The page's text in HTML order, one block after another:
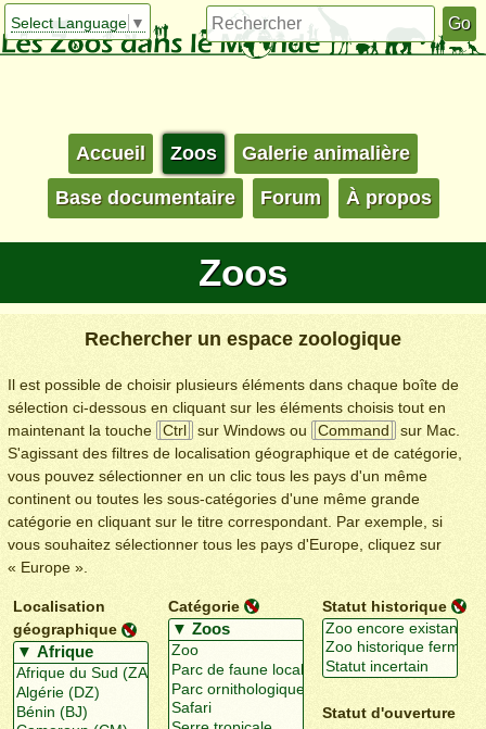
Select Language ▼
Accueil Zoos Galerie animalière
Base documentaire Forum À propos
Zoos
Rechercher un espace zoologique
Il est possible de choisir plusieurs éléments dans chaque boîte de
sélection ci-dessous en cliquant sur les éléments choisis tout en
maintenant la touche
Ctrl sur Windows ou Command
sur Mac.
S'agissant des filtres de localisation géographique et de catégorie,
vous pouvez sélectionner en un clic tous les pays d'un même
continent ou toutes les sous-catégories d'une même grande
catégorie en cliquant sur le titre correspondant. Par exemple, si
vous souhaitez sélectionner tous les pays d'Europe, cliquez sur
« Europe ».
Localisation
géographique
Catégorie Statut historique
Statut d'ouverture